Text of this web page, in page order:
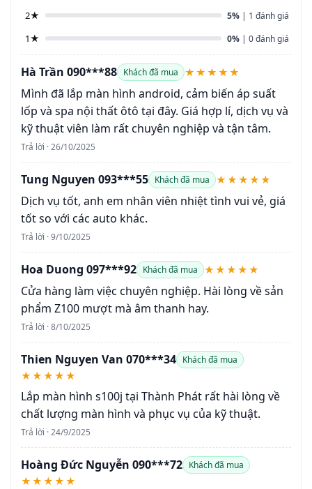
2★ 5% | 1 đánh giá
1★ 0% | 0 đánh giá
Hà Trần 090***88 Khách đã mua ★★★★★
Mình đã lắp màn hình android, cảm biến áp suất
lốp và spa nội thất ôtô tại đây. Giá hợp lí, dịch vụ và
kỹ thuật viên làm rất chuyên nghiệp và tận tâm.
Trả lời · 26/10/2025
Tung Nguyen 093***55 Khách đã mua ★★★★★
Dịch vụ tốt, anh em nhân viên nhiệt tình vui vẻ, giá
tốt so với các auto khác.
Trả lời · 9/10/2025
Hoa Duong 097***92 Khách đã mua ★★★★★
Cửa hàng làm việc chuyên nghiệp. Hài lòng về sản
phẩm Z100 mượt mà âm thanh hay.
Trả lời · 8/10/2025
Thien Nguyen Van 070***34 Khách đã mua
★★★★★
Lắp màn hình s100j tại Thành Phát rất hài lòng về
chất lượng màn hình và phục vụ của kỹ thuật.
Trả lời · 24/9/2025
Hoàng Đức Nguyễn 090***72 Khách đã mua
★★★★★